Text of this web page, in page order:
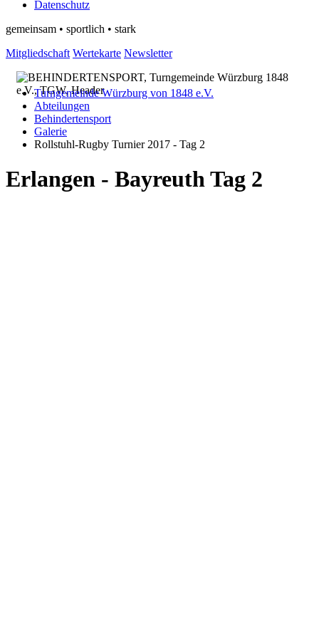
Datenschutz
gemeinsam • sportlich • stark
Mitgliedschaft Wertekarte Newsletter
Turngemeinde Würzburg von 1848 e.V.
Abteilungen
Behindertensport
Galerie
Rollstuhl-Rugby Turnier 2017 - Tag 2
Erlangen - Bayreuth Tag 2